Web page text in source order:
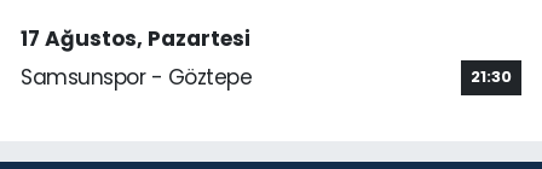
17 Ağustos, Pazartesi
Samsunspor - Göztepe
21:30